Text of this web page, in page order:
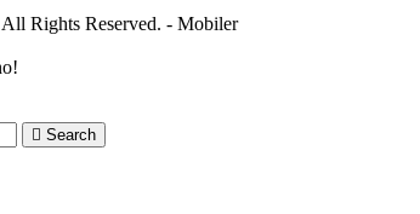
Rights Reserved. - Mobiler
Search